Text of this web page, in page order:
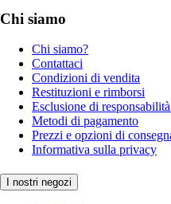
Chi siamo
Chi siamo?
Contattaci
Condizioni di vendita
Restituzioni e rimborsi
Esclusione di
Metodi di pagamento
Prezzi e opzioni di
Informativa sulla privacy
I nostri negozi